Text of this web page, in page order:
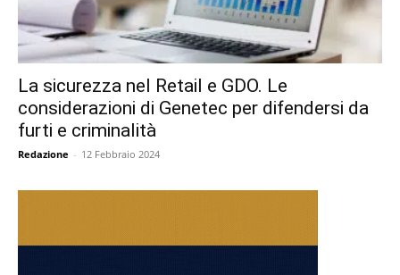
La sicurezza nel Retail e GDO. Le
considerazioni di Genetec per difendersi da
furti e criminalità
Redazione - 12 Febbraio 2024